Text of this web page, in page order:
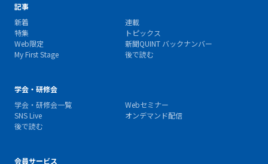
記事
新着
連載
特集
トピックス
Web限定
新聞QUINT バックナンバー
My First Stage
後で読む
学会・研修会
学会・研修会一覧
Webセミナー
SNS Live
オンデマンド配信
後で読む
会員サービス